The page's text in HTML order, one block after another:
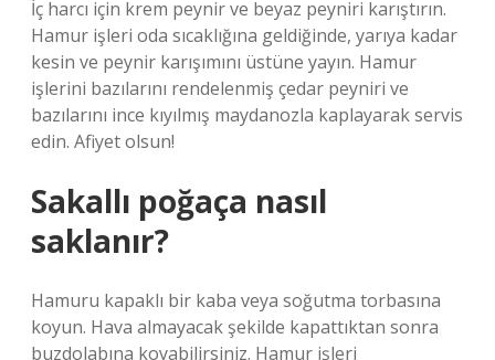
İç harcı için krem ​​peynir ve beyaz peyniri karıştırın.
Hamur işleri oda sıcaklığına geldiğinde, yarıya kadar
kesin ve peynir karışımını üstüne yayın. Hamur
işlerini bazılarını rendelenmiş çedar peyniri ve
bazılarını ince kıyılmış maydanozla kaplayarak servis
edin. Afiyet olsun!
Sakallı poğaça nasıl
saklanır?
Hamuru kapaklı bir kaba veya soğutma torbasına
koyun. Hava almayacak şekilde kapattıktan sonra
buzdolabına koyabilirsiniz. Hamur işleri